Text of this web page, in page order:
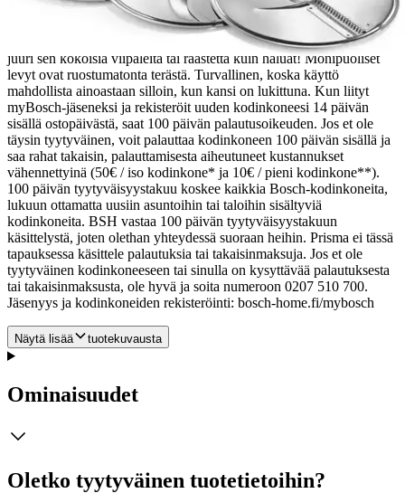
Bosch MUM5-yleiskoneisiin kuuluva lisävarustepaketti.
VeggieLove-paketista löytyy 5 erilaista levyä vihannesten ja
hedelmien raastamiseen, viipalointiin ja silppuamiseen. Saat aina
juuri sen kokoisia viipaleita tai raastetta kuin haluat! Monipuoliset
levyt ovat ruostumatonta terästä. Turvallinen, koska käyttö
mahdollista ainoastaan silloin, kun kansi on lukittuna. Kun liityt
myBosch-jäseneksi ja rekisteröit uuden kodinkoneesi 14 päivän
sisällä ostopäivästä, saat 100 päivän palautusoikeuden. Jos et ole
täysin tyytyväinen, voit palauttaa kodinkoneen 100 päivän sisällä ja
saa rahat takaisin, palauttamisesta aiheutuneet kustannukset
vähennettyinä (50€ / iso kodinkone* ja 10€ / pieni kodinkone**).
100 päivän tyytyväisyystakuu koskee kaikkia Bosch-kodinkoneita,
lukuun ottamatta uusiin asuntoihin tai taloihin sisältyviä
kodinkoneita. BSH vastaa 100 päivän tyytyväisyystakuun
käsittelystä, joten olethan yhteydessä suoraan heihin. Prisma ei tässä
tapauksessa käsittele palautuksia tai takaisinmaksuja. Jos et ole
tyytyväinen kodinkoneeseen tai sinulla on kysyttävää palautuksesta
tai takaisinmaksusta, ole hyvä ja soita numeroon 0207 510 700.
Jäsenyys ja kodinkoneiden rekisteröinti: bosch-home.fi/mybosch
Näytä lisää tuotekuvausta
Ominaisuudet
Oletko tyytyväinen tuotetietoihin?